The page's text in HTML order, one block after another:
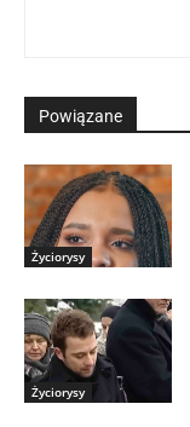
Powiązane
Życiorysy
Życiorysy